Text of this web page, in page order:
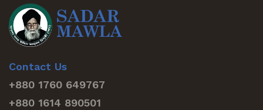
Contact Us
+880 1760 649767
+880 1614 890501